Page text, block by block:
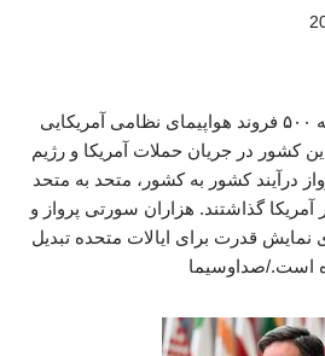
مارک روته گفت: ایتالیا به ۵۰۰ فروند هواپیمای نظامی آمریکایی
این کشور در جریان حملات آمریکا و رژیم
درآیند کشور به کشور، متحد به متحد
آمریکا گذاشتند. هزاران سورتی پرواز و
نمایش قدرت برای ایالات متحده تبدیل
است./صداوسیما